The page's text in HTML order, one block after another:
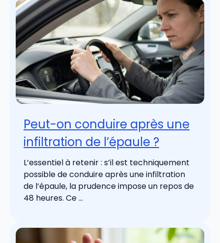
Peut-on conduire après une
infiltration de l’épaule ?
L’essentiel à retenir : s’il est techniquement
possible de conduire après une infiltration
de l’épaule, la prudence impose un repos de
48 heures. Ce ...